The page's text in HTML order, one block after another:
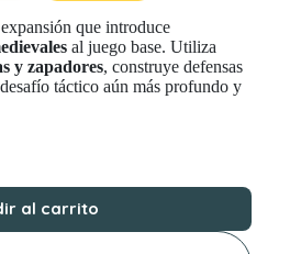
que introduce
al juego base. Utiliza
y zapadores, construye defensas
táctico aún más profundo y
al carrito